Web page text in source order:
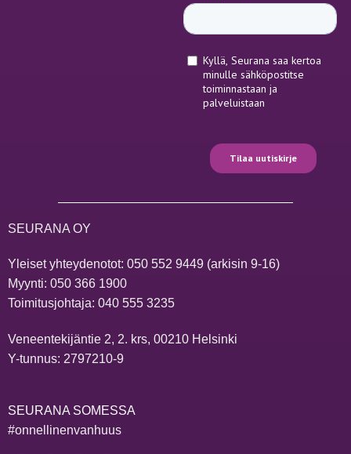
SEURANA OY
Yleiset yhteydenotot: 050 552 9449(arkisin 9-16)
Myynti: 050 366 1900
Toimitusjohtaja: 040 555 3235
Veneentekijäntie 2, 2. krs, 00210 Helsinki
Y-tunnus: 2797210-9
SEURANA SOMESSA
#onnellinenvanhuus